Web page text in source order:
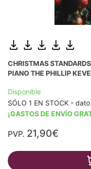
CHRISTMAS
PIANO THE PHILLIP
Disponible
SÓLO 1 EN STOCK -
¡GASTOS DE ENVÍO
PVP. 21,90€